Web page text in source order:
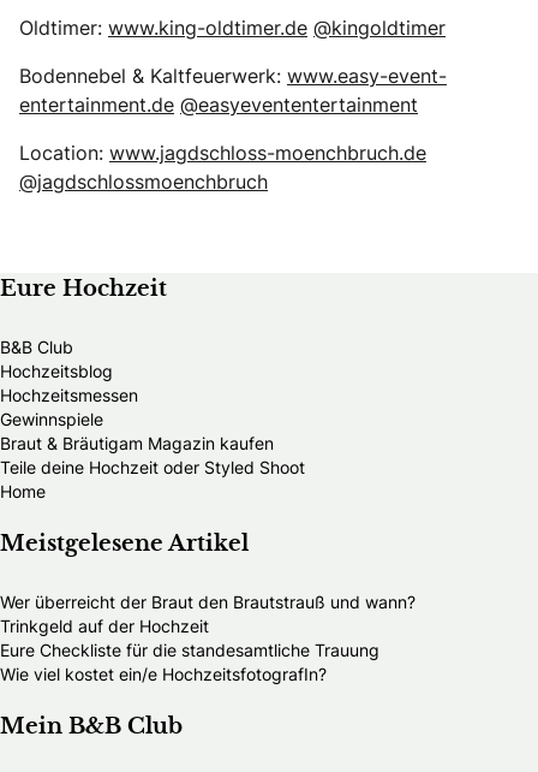
Oldtimer: www.king-oldtimer.de @kingoldtimer
Bodennebel & Kaltfeuerwerk: www.easy-event-
entertainment.de @easyevententertainment
Location: www.jagdschloss-moenchbruch.de
@jagdschlossmoenchbruch
Eure Hochzeit
B&B Club
Hochzeitsblog
Hochzeitsmessen
Gewinnspiele
Braut & Bräutigam Magazin kaufen
Teile deine Hochzeit oder Styled Shoot
Home
Meistgelesene Artikel
Wer überreicht der Braut den Brautstrauß und wann?
Trinkgeld auf der Hochzeit
Eure Checkliste für die standesamtliche Trauung
Wie viel kostet ein/e HochzeitsfotografIn?
Mein B&B Club